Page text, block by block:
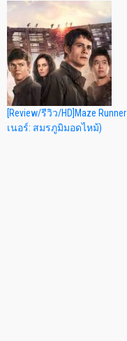
[Review/รีวิว/HD]Maze
เนอร์: สมรภูมิมอดไหม้)